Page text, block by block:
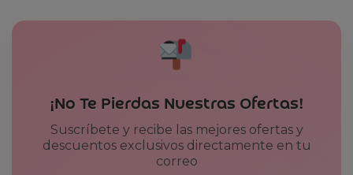
¡No Te Pierdas Nuestras Ofertas!
Suscríbete y recibe las mejores ofertas y
descuentos exclusivos directamente en tu
correo